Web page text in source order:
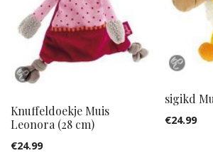
Knuffeldoekje Muis
Leonora (28 cm)
€24.99
sigikd
€24.99